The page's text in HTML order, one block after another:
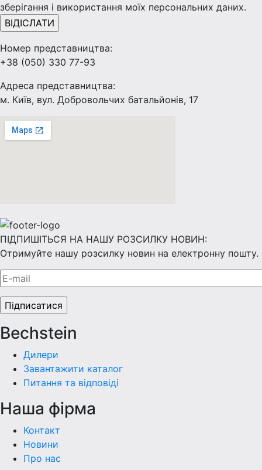
зберігання і використання моїх персональних даних.
Номер представництва:
+38 (050) 330 77-93
Адреса представництва:
м. Київ, вул. Добровольчих батальйонів, 17
ПІДПИШІТЬСЯ НА НАШУ РОЗСИЛКУ НОВИН:
Отримуйте нашу розсилку новин на електронну пошту.
Bechstein
Дилери
Завантажити каталог
Питання та відповіді
Наша фiрма
Контакт
Новини
Про нас